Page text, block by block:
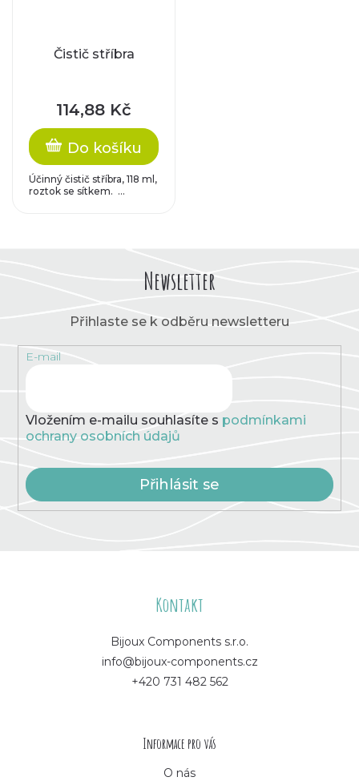
Čistič stříbra
114,88 Kč
Do košíku
Účinný čistič stříbra, 118 ml,
roztok se sítkem. ...
Newsletter
Přihlaste se k odběru newsletteru
E-mail
Vložením e-mailu souhlasíte s podmínkami
ochrany osobních údajů
Přihlásit se
Kontakt
Bijoux Components s.r.o.
info@bijoux-components.cz
+420 731 482 562
Informace pro vás
O nás